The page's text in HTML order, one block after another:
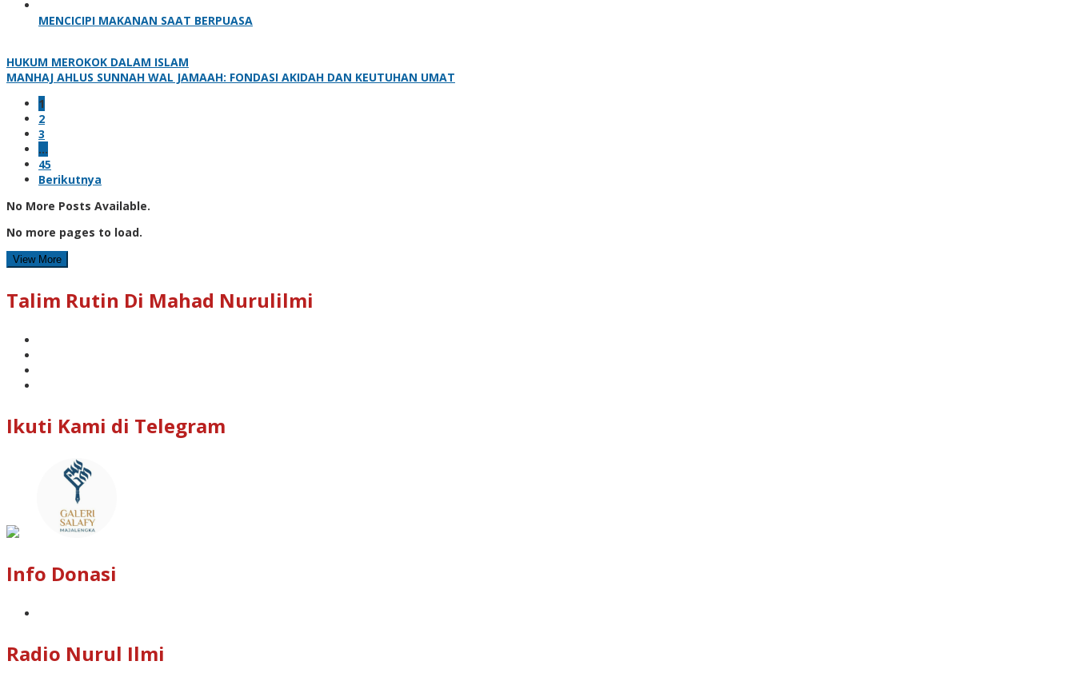
MENCICIPI MAKANAN SAAT BERPUASA
HUKUM MEROKOK DALAM ISLAM
MANHAJ AHLUS SUNNAH WAL JAMAAH: FONDASI AKIDAH DAN KEUTUHAN UMAT
1
2
3
…
45
Berikutnya
No More Posts Available.
No more pages to load.
View More
Talim Rutin Di Mahad Nurulilmi
Ikuti Kami di Telegram
Info Donasi
Radio Nurul Ilmi